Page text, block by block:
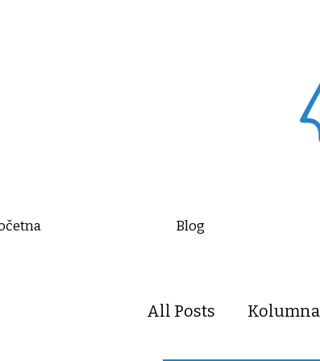
Blog
All Posts Kolumna